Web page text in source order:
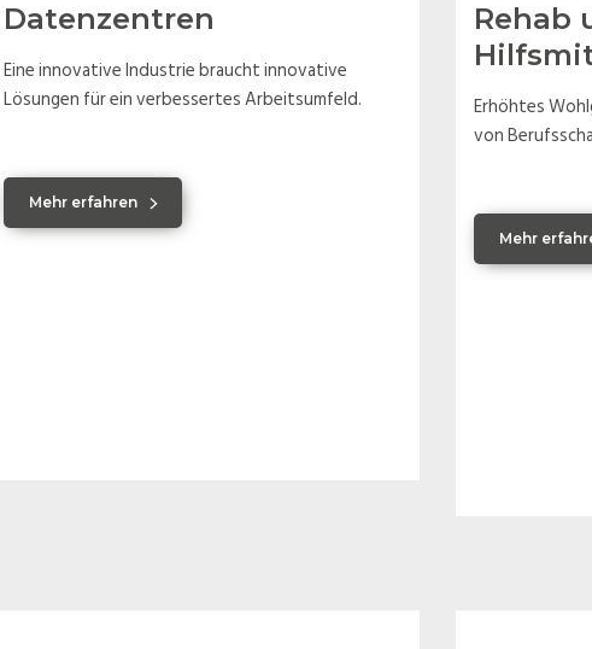
Datenzentren
Eine innovative Industrie braucht innovative
Lösungen für ein verbessertes Arbeitsumfeld.
Mehr erfahren
Rehab
Erhöhtes
von
Mehr